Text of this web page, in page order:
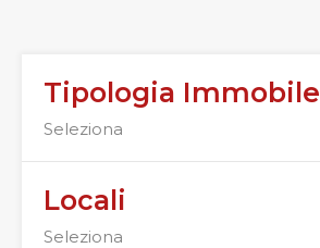
Tipologia Immobile
Seleziona
Locali
Seleziona